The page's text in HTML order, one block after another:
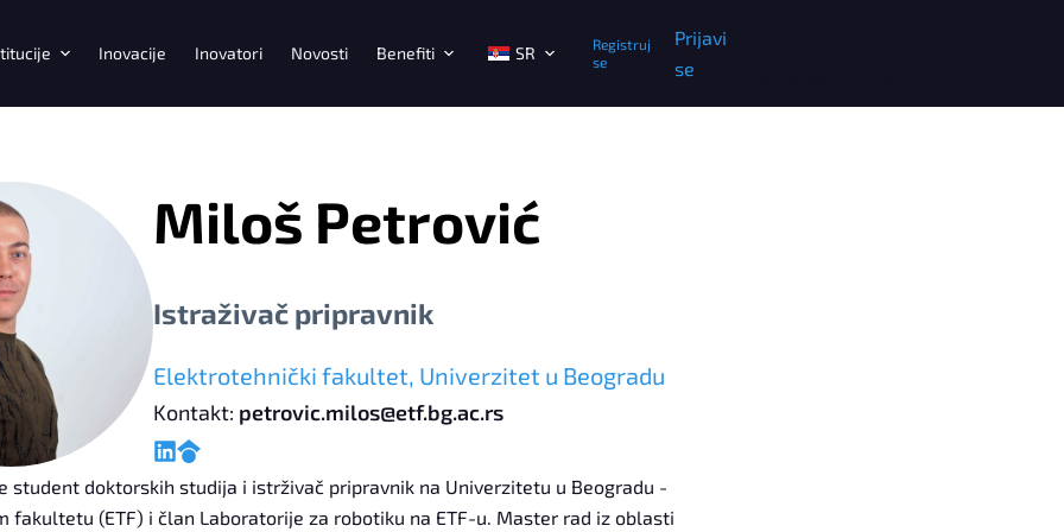
Inovacije Inovatori Novosti Benefiti SR
Registruj
se
Prijavi
se
Miloš Petrović
Istraživač pripravnik
Elektrotehnički fakultet, Univerzitet u Beogradu
Kontakt: petrovic.milos@etf.bg.ac.rs
student doktorskih studija i istrživač pripravnik na Univerzitetu u Beogradu -
fakultetu (ETF) i član Laboratorije za robotiku na ETF-u. Master rad iz oblasti